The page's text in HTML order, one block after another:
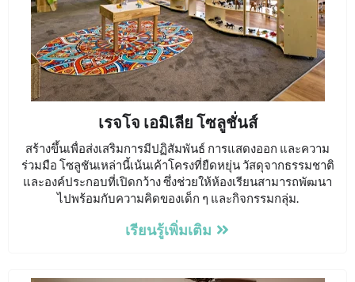
เรจโจ เอมิเลีย โซลูชั่นส์
สร้างขึ้นเพื่อส่งเสริมการมีปฏิสัมพันธ์ การแสดงออก และความ
ร่วมมือ โซลูชันเหล่านี้เน้นเค้าโครงที่ยืดหยุ่น วัสดุจากธรรมชาติ
และองค์ประกอบที่เปิดกว้าง ซึ่งช่วยให้ห้องเรียนสามารถพัฒนา
ไปพร้อมกับความคิดของเด็ก ๆ และกิจกรรมกลุ่ม.
เรียนรู้เพิ่มเติม